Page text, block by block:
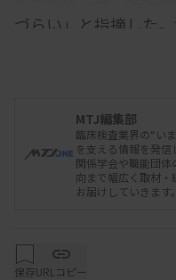
づらい」と指摘した
MTJ編集部
臨床検査業界の“い
を支える情報を発信
関係学会や職能団
向まで幅広く取材・
お届けしていきます。
保存URLコピー